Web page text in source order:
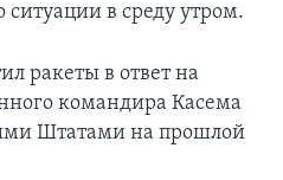
ситуации в среду утром.
ракеты в ответ на
командира Касема
Штатами на прошлой